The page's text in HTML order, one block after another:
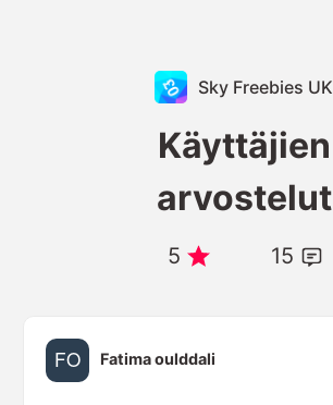
Sky Freebies UK
Käyttäjien
arvostelut
5 15
Fatima oulddali